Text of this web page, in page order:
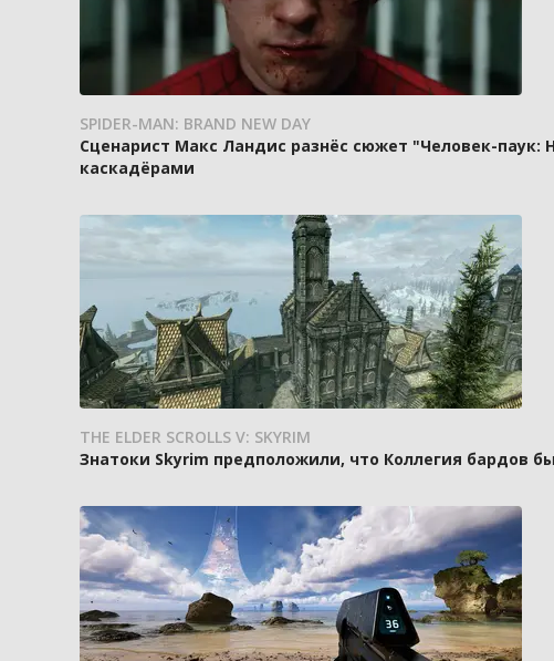
SPIDER-MAN: BRAND NEW DAY
Сценарист Макс Ландис разнёс сюжет "Человек-
каскадёрами
THE ELDER SCROLLS V: SKYRIM
Знатоки Skyrim предположили, что Коллегия бардов